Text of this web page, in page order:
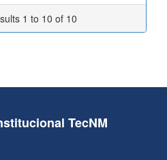
1 to 10 of 10
TecNM